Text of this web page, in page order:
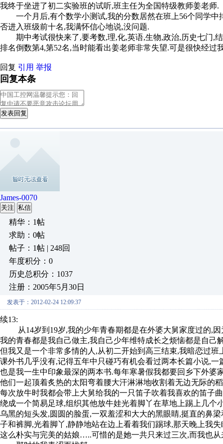
我终于坐进了初二实验班的试听,班主任为全国特级教师姜老师.
一个月后,有个数学小测试,我的分数居然在班上56个同学中
否进入班级前十名,我满怀信心地说,没问题.
期中考试很快来了,要考数,理,化,英语,生物,政治,历史七门,
排名倒数第4,第52名,当时能看出姜老师非常失望.可是很快经过
回复 引用 举报
回复本条
发表回复
James-0070
关注 私信
精华：1帖
求助：0帖
帖子：1帖 | 248回
年度积分：0
历史总积分：1037
注册：2005年5月30日
发表于：2012-02-24 12:09:37
续13:
从14岁到19岁,我的少年青春期都是在外婆大舅家度过的,因
我的青春都是我自己做主,我自己少年维特成长之烦恼都是自
但我又是一个非常多情的人,从初二开始到高三结束,我暗恋过
课外书几乎没有,记得五年中只碰巧有机会看过两本长篇小说,
也是我一生中印象最深的两本书.每年寒暑假我都要回乡下外
他们一起顶着炙热的太阳弯着腰大汗淋淋地收割着无边无际的
每次放牛时我都会带上大舅给我的一只笛子吹着我喜欢的笛子
绕成一个简易足球,组织其他放牛娃光着脚丫在草地上踢上几
乌黑的短头发,圆圆的脸蛋,一双羞涩和大大的黑眼睛,挺直的鼻
子和裤脚,光着脚丫,静静地站在边上看着我们踢球,那天晚上我
这么朴实与完美的姑娘…..可惜的是她一共只来过三次,而我也